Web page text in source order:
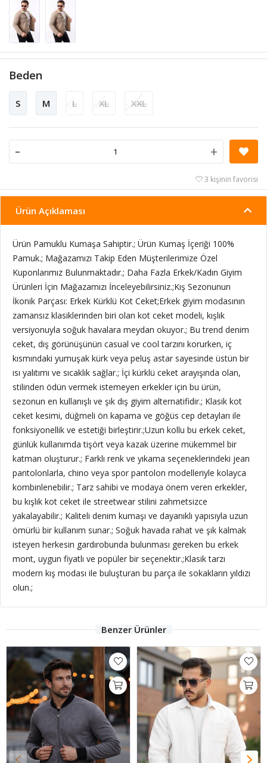
Beden
S M L XL XXL
- +
3 kişinin favorisi
Ürün Açıklaması
Ürün Pamuklu Kumaşa Sahiptir.; Ürün Kumaş İçeriği 100%
Pamuk.; Mağazamızı Takip Eden Müşterilerimize Özel
Kuponlarımız Bulunmaktadır.; Daha Fazla Erkek/Kadın Giyim
Ürünleri İçin Mağazamızı İnceleyebilirsiniz.;Kış Sezonunun
İkonik Parçası: Erkek Kürklü Kot Ceket;Erkek giyim modasının
zamansız klasiklerinden biri olan kot ceket modeli, kışlık
versiyonuyla soğuk havalara meydan okuyor.; Bu trend denim
ceket, dış görünüşünün casual ve cool tarzını korurken, iç
kısmındaki yumuşak kürk veya peluş astar sayesinde üstün bir
ısı yalıtımı ve sıcaklık sağlar.; İçi kürklü ceket arayışında olan,
stilinden ödün vermek istemeyen erkekler için bu ürün,
sezonun en kullanışlı ve şık dış giyim alternatifidir.; Klasik kot
ceket kesimi, düğmeli ön kapama ve göğüs cep detayları ile
fonksiyonellik ve estetiği birleştirir.;Uzun kollu bu erkek ceket,
günlük kullanımda tişört veya kazak üzerine mükemmel bir
katman oluşturur.; Farklı renk ve yıkama seçeneklerindeki jean
pantolonlarla, chino veya spor pantolon modelleriyle kolayca
kombinlenebilir.; Tarz sahibi ve modaya önem veren erkekler,
bu kışlık kot ceket ile streetwear stilini zahmetsizce
yakalayabilir.; Kaliteli denim kumaşı ve dayanıklı yapısıyla uzun
ömürlü bir kullanım sunar.; Soğuk havada rahat ve şık kalmak
isteyen herkesin gardırobunda bulunması gereken bu erkek
mont, uygun fiyatlı ve popüler bir seçenektir.;Klasik tarzı
modern kış modası ile buluşturan bu parça ile sokakların yıldızı
olun.;
Benzer Ürünler